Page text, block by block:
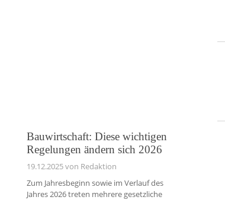
Bauwirtschaft: Diese wichtigen
Regelungen ändern sich 2026
19.12.2025von Redaktion
Zum Jahresbeginn sowie im Verlauf des
Jahres 2026 treten mehrere gesetzliche